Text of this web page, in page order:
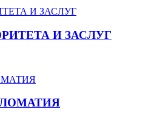
И ЗАСЛУГ